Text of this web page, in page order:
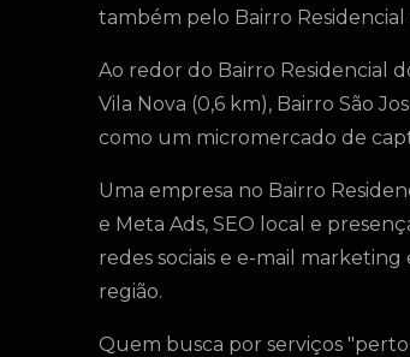
também pelo Bairro Residencial
Ao redor do Bairro Residencial
Vila Nova (0,6 km), Bairro São
como um micromercado de
Uma empresa no Bairro
e Meta Ads, SEO local e
redes sociais e e-mail
região.
Quem busca por serviços